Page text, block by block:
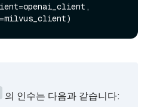
의 인수는 다음과 같습니다: